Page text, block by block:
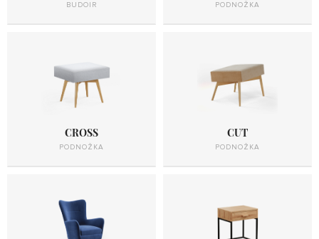
BUDOIR PODNOŽKA
CROSS
PODNOŽKA
CUT
PODNOŽKA